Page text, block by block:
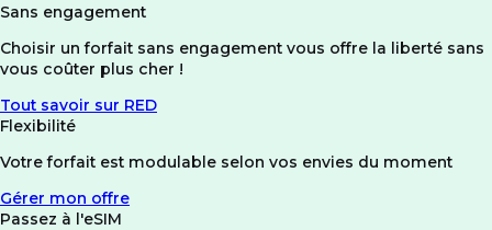
Sans engagement
Choisir un forfait sans engagement vous offre la liberté sans
vous coûter plus cher !
Tout savoir sur RED
Flexibilité
Votre forfait est modulable selon vos envies du moment
Gérer mon offre
Passez à l'eSIM